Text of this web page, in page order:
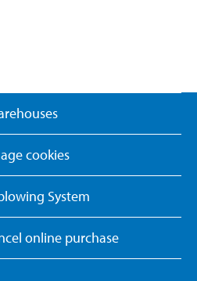
cookies
System
online purchase